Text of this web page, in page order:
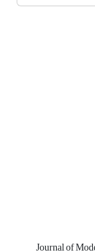
Journal of